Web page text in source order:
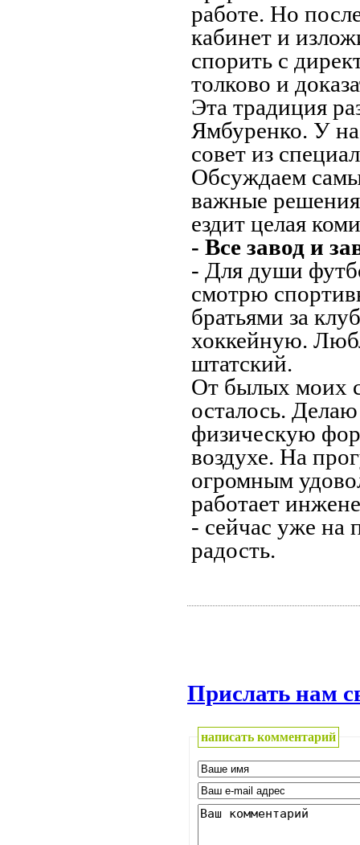
работе. Но
кабинет и
спорить с
толково и
Эта традиция
Ямбуренко. У
совет из
Обсуждаем
важные
ездит целая
- Все завод и
- Для души
смотрю
братьями за
хоккейную.
штатский.
От былых моих
осталось.
физическую
воздухе. На
огромным
работает
- сейчас уже на
радость.
Прислать нам
написать комментарий